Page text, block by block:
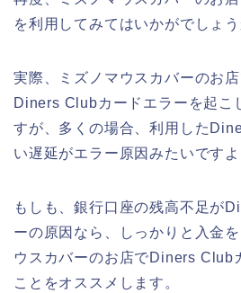
を利用してみてはいかがでしょう
実際、ミズノマウスカバーのお
Diners Clubカードエラーを起こ
すが、多くの場合、利用した
い遅延がエラー原因みたいですよ
もしも、銀行口座の残高不足が
ーの原因なら、しっかりと入金
ウスカバーのお店でDiners Club
ことをオススメします。